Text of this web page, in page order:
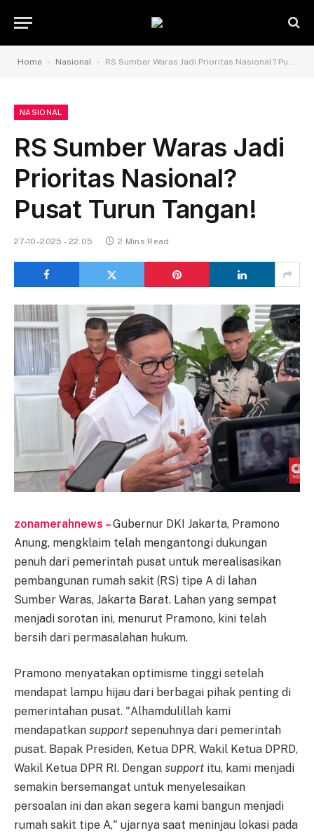
Home - Nasional - RS Sumber Waras Jadi Prioritas Nasional? Pusat Turun Tangan!
NASIONAL
RS Sumber Waras Jadi
Prioritas Nasional?
Pusat Turun Tangan!
27-10-2025 - 22.05 2 Mins Read
zonamerahnews –Gubernur DKI Jakarta, Pramono
Anung, mengklaim telah mengantongi dukungan
penuh dari pemerintah pusat untuk merealisasikan
pembangunan rumah sakit (RS) tipe A di lahan
Sumber Waras, Jakarta Barat. Lahan yang sempat
menjadi sorotan ini, menurut Pramono, kini telah
bersih dari permasalahan hukum.
Pramono menyatakan optimisme tinggi setelah
mendapat lampu hijau dari berbagai pihak penting di
pemerintahan pusat. "Alhamdulillah kami
mendapatkan support sepenuhnya dari pemerintah
pusat. Bapak Presiden, Ketua DPR, Wakil Ketua DPRD,
Wakil Ketua DPR RI. Dengan support itu, kami menjadi
semakin bersemangat untuk menyelesaikan
persoalan ini dan akan segera kami bangun menjadi
rumah sakit tipe A," ujarnya saat meninjau lokasi pada